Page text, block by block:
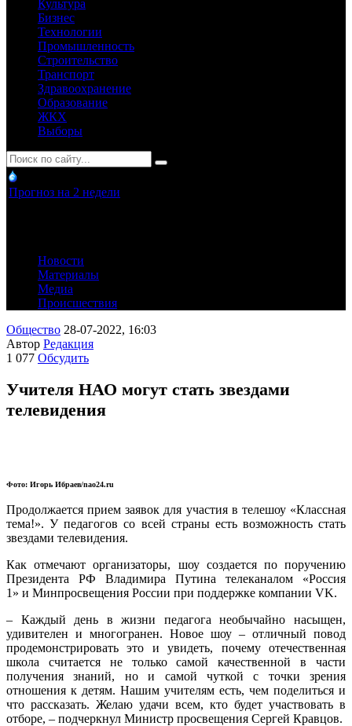
Культура
Бизнес
Технологии
Промышленность
Строительство
Транспорт
Здравоохранение
Образование
ЖКХ
Выборы
Прогноз на 2 недели
Новости
Материалы
Медиа
Происшествия
Общество 28-07-2022, 16:03
Автор Редакция
1 077 Обсудить
Учителя НАО могут стать звездами
телевидения
Фото: Игорь Ибраев/nao24.ru
Продолжается прием заявок для участия в телешоу «Классная
тема!». У педагогов со всей страны есть возможность стать
звездами телевидения.
Как отмечают организаторы,
шоу создается по поручению
Президента РФ Владимира Путина телеканалом «Россия
1» и Минпросвещения России при поддержке компании VK.
– Каждый день в жизни педагога необычайно насыщен,
удивителен и многогранен. Новое шоу – отличный повод
продемонстрировать это и увидеть, почему отечественная
школа считается не только самой качественной в части
получения знаний, но и самой чуткой с точки зрения
отношения к детям. Нашим учителям есть, чем поделиться и
что рассказать. Желаю удачи всем, кто будет участвовать в
отборе, – подчеркнул Министр просвещения Сергей Кравцов.